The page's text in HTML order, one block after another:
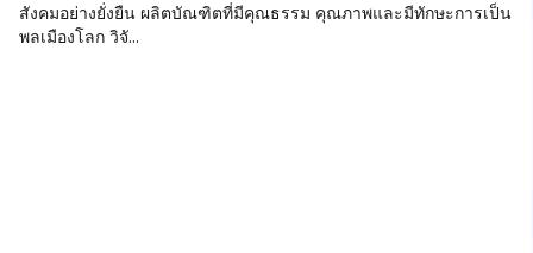
สังคมอย่างยั่งยืน ผลิตบัณฑิตที่มีคุณธรรม คุณภาพและมีทักษะการเป็น
พลเมืองโลก วิจั...